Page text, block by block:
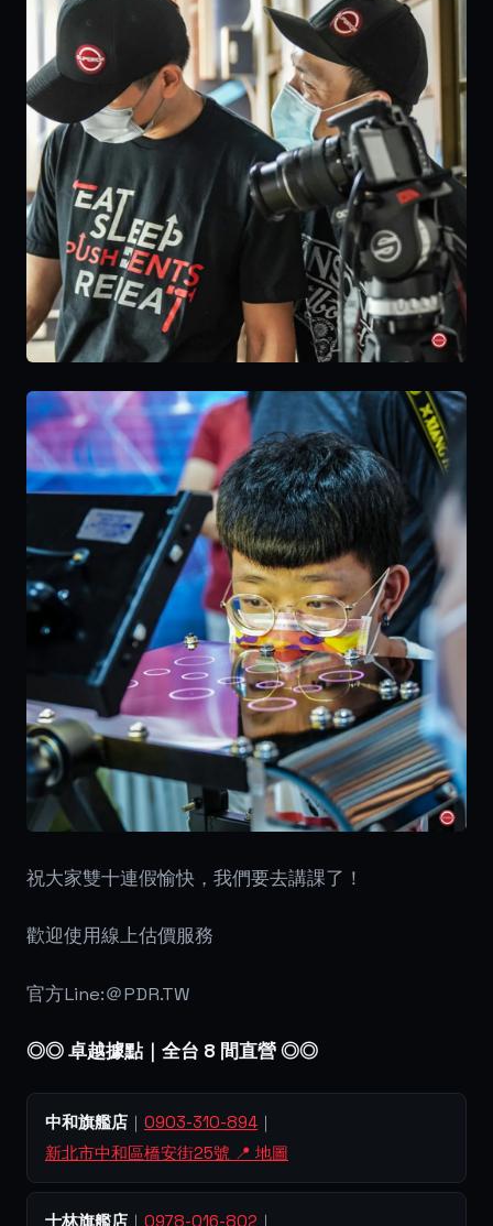
祝大家雙十連假愉快，我們要去講課了！
歡迎使用線上估價服務
官方Line:＠PDR.TW
◎◎ 卓越據點｜全台 8 間直營 ◎◎
中和旗艦店 ｜ 0903-310-894 ｜
新北市中和區橋安街25號 📍 地圖
士林旗艦店 ｜ 0978-016-802 ｜